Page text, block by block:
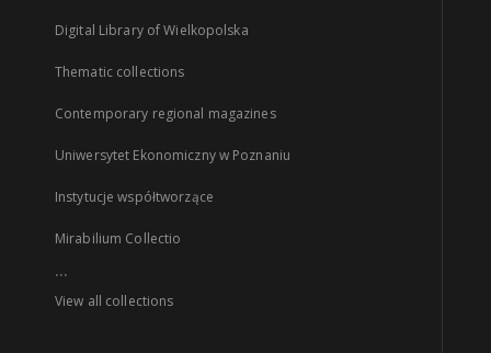
Digital Library of Wielkopolska
Thematic collections
Contemporary regional magazines
Uniwersytet Ekonomiczny w Poznaniu
Instytucje współtworzące
Mirabilium Collectio
...
View all collections